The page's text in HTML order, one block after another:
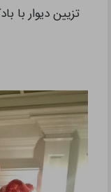
تزیین دیوار با